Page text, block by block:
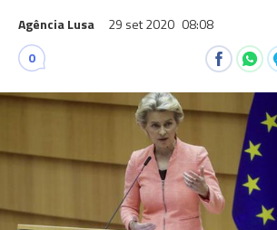
Agência Lusa 29 set 2020 08:08
0